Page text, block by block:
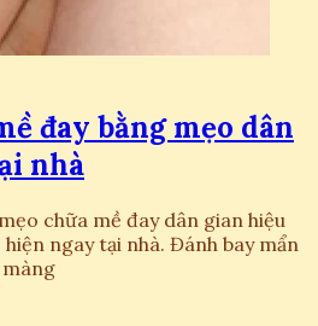
đay bằng mẹo dân
nhà
chữa mề đay dân gian hiệu
ngay tại nhà. Đánh bay mẩn